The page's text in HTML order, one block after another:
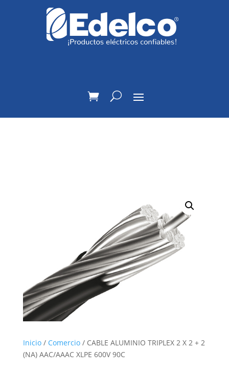
Inicio/ Comercio/ CABLE ALUMINIO TRIPLEX 2 X 2 + 2
(NA) AAC/AAAC XLPE 600V 90C